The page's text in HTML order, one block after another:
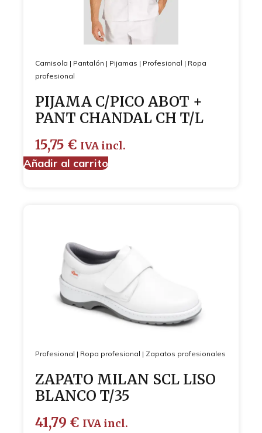
Camisola | Pantalón | Pijamas | Profesional | Ropa
profesional
PIJAMA C/PICO ABOT +
PANT CHANDAL CH T/L
15,75 € IVA incl.
Añadir al carrito
Profesional | Ropa profesional | Zapatos profesionales
ZAPATO MILAN SCL LISO
BLANCO T/35
41,79 € IVA incl.